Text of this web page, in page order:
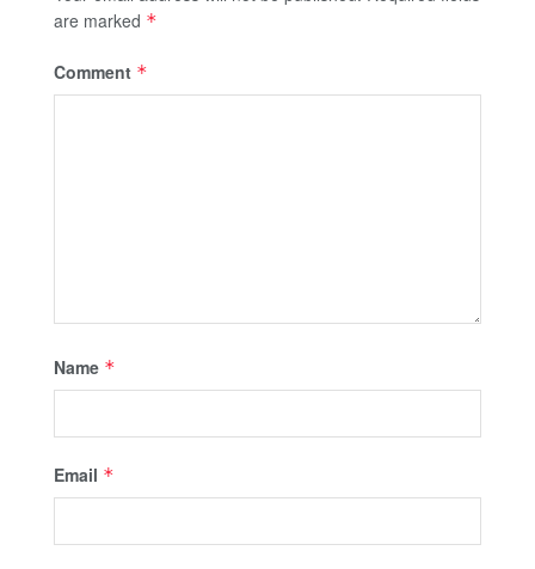
are marked *
Comment *
Name *
Email *